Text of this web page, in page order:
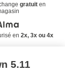
gratuit en
en 2x, 3x ou 4x
5.11